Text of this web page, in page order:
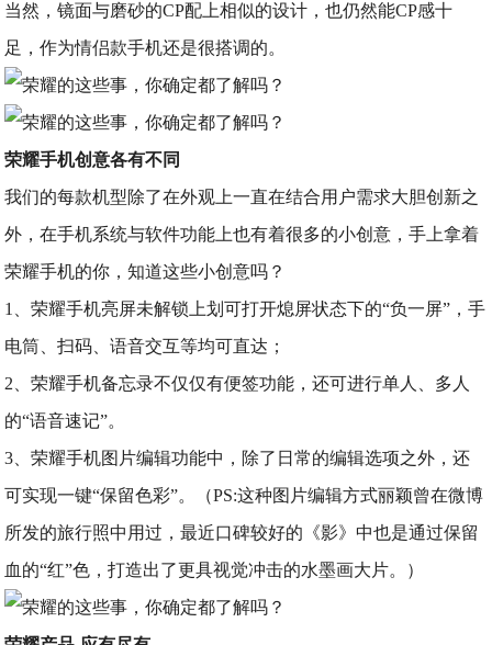
当然，镜面与磨砂的CP配上相似的设计，也仍然能CP感十
足，作为情侣款手机还是很搭调的。
荣耀手机创意各有不同
我们的每款机型除了在外观上一直在结合用户需求大胆创新之
外，在手机系统与软件功能上也有着很多的小创意，手上拿着
荣耀手机的你，知道这些小创意吗？
1、荣耀手机亮屏未解锁上划可打开熄屏状态下的“负一屏”，手
电筒、扫码、语音交互等均可直达；
2、荣耀手机备忘录不仅仅有便签功能，还可进行单人、多人
的“语音速记”。
3、荣耀手机图片编辑功能中，除了日常的编辑选项之外，还
可实现一键“保留色彩”。（PS:这种图片编辑方式丽颖曾在微博
所发的旅行照中用过，最近口碑较好的《影》中也是通过保留
血的“红”色，打造出了更具视觉冲击的水墨画大片。）